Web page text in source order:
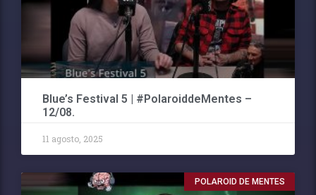
Blue’s Festival 5 | #PolaroiddeMentes –
12/08.
11 agosto, 2025
POLAROID DE MENTES